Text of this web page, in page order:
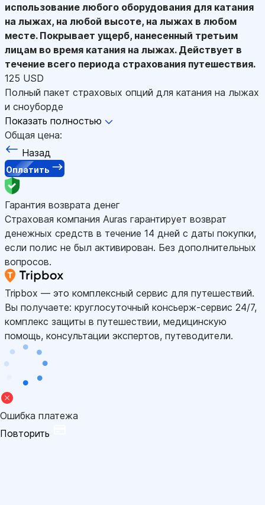
использование любого оборудования для катания
на лыжах, на любой высоте, на лыжах в любом
месте. Покрывает ущерб, нанесенный третьим
лицам во время катания на лыжах. Действует в
течение всего периода страхования путешествия.
125 USD
Полный пакет страховых опций для катания на лыжах
и сноуборде
Показать полностью
Общая цена:
Назад
Оплатить
Гарантия возврата денег
Страховая компания Auras гарантирует возврат
денежных средств в течение 14 дней с даты покупки,
если полис не был активирован. Без дополнительных
вопросов.
Tripbox — это комплексный сервис для путешествий.
Вы получаете: круглосуточный консьерж-сервис 24/7,
комплекс защиты в путешествии, медицинскую
помощь, консультации экспертов, путеводители.
Ошибка платежа
Повторить